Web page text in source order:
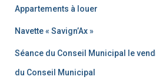
Appartements à louer
Navette « Savign’Ax »
Séance du Conseil Municipal le
du Conseil Municipal